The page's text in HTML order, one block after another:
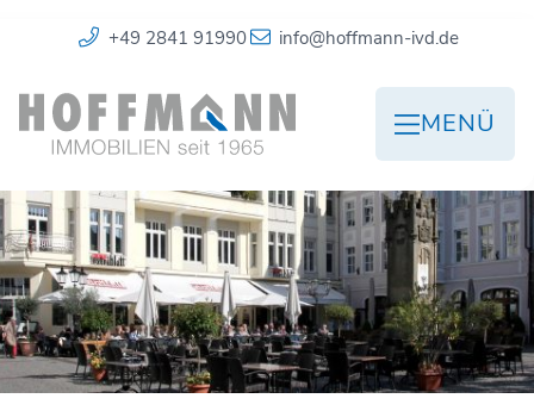
+49 2841 91990 info@hoffmann-ivd.de
MENÜ